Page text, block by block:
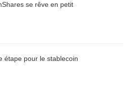
se rêve en petit
étape pour le stablecoin